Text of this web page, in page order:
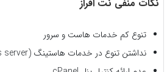
نکات منفی نت افراز
تنوع کم خدمات هاست و سرور
نداشتن تنوع در خدمات هاستینگ (Windows server و…)